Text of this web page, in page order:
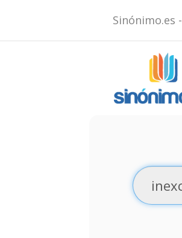
Sinónimo.es -